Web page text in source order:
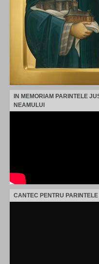
IN MEMORIAM PARINTELE
NEAMULUI
CANTEC PENTRU PARINTELE